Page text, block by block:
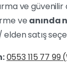
ve güvenilir
ve anında
satış
0553 115 77